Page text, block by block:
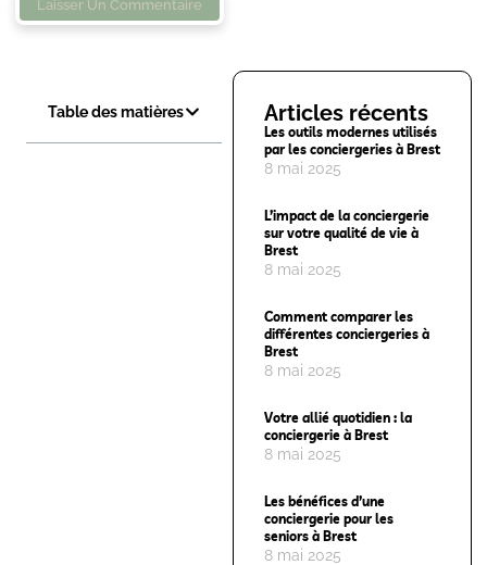
Table des matières Articles récents
Les outils modernes utilisés
par les conciergeries à Brest
8 mai 2025
L’impact de la conciergerie
sur votre qualité de vie à
Brest
8 mai 2025
Comment comparer les
différentes conciergeries à
Brest
8 mai 2025
Votre allié quotidien : la
conciergerie à Brest
8 mai 2025
Les bénéfices d’une
conciergerie pour les
seniors à Brest
8 mai 2025